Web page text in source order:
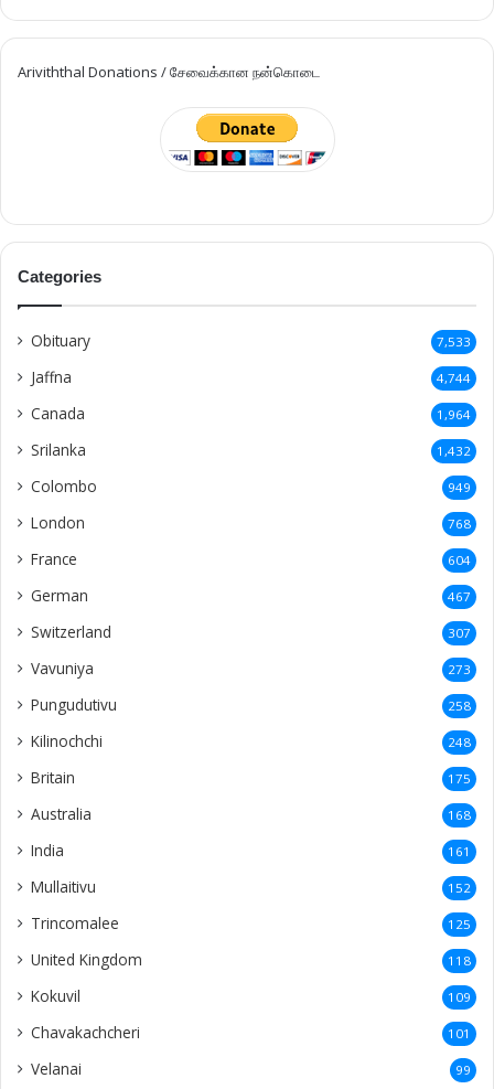
Ariviththal Donations / சேவைக்கான நன்கொடை
Categories
Obituary 7,533
Jaffna 4,744
Canada 1,964
Srilanka 1,432
Colombo 949
London 768
France 604
German 467
Switzerland 307
Vavuniya 273
Pungudutivu 258
Kilinochchi 248
Britain 175
Australia 168
India 161
Mullaitivu 152
Trincomalee 125
United Kingdom 118
Kokuvil 109
Chavakachcheri 101
Velanai 99